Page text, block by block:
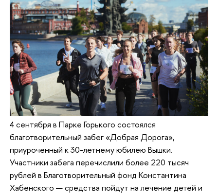
4 сентября в Парке Горького состоялся
благотворительный забег «Добрая Дорога»,
приуроченный к 30-летнему юбилею Вышки.
Участники забега перечислили более 220 тысяч
рублей в Благотворительный фонд Константина
Хабенского — средства пойдут на лечение детей и